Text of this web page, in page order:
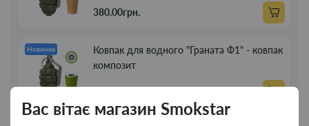
Вас вітає магазин Smokstar
380.00грн.
Новинка
Ковпак для водного "Граната Ф1" - ковпак
композит
350.00грн.